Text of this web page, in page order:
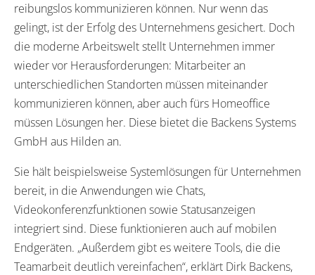
reibungslos kommunizieren können. Nur wenn das
gelingt, ist der Erfolg des Unternehmens gesichert. Doch
die moderne Arbeitswelt stellt Unternehmen immer
wieder vor Herausforderungen: Mitarbeiter an
unterschiedlichen Standorten müssen miteinander
kommunizieren können, aber auch fürs Homeoffice
müssen Lösungen her. Diese bietet die Backens Systems
GmbH aus Hilden an.
Sie hält beispielsweise Systemlösungen für Unternehmen
bereit, in die Anwendungen wie Chats,
Videokonferenzfunktionen sowie Statusanzeigen
integriert sind. Diese funktionieren auch auf mobilen
Endgeräten. „Außerdem gibt es weitere Tools, die die
Teamarbeit deutlich vereinfachen“, erklärt Dirk Backens,